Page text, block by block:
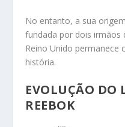
No entanto, a sua
fundada por dois irmãos
Reino Unido permanece
história.
EVOLUÇÃO DO
REEBOK